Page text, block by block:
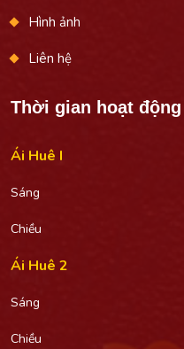
Hình ảnh
Liên hệ
Thời gian hoạt động
Ái Huê I
Sáng
Chiều
Ái Huê 2
Sáng
Chiều